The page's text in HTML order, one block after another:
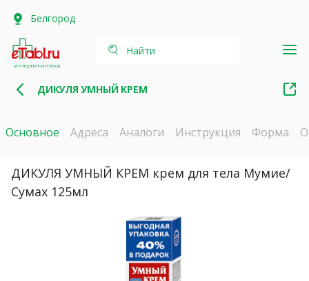
Белгород
интернет-аптека
Найти
ДИКУЛЯ УМНЫЙ КРЕМ
Основное Адреса Аналоги Инструкция Форма
ДИКУЛЯ УМНЫЙ КРЕМ крем для тела Мумие/
Сумах 125мл